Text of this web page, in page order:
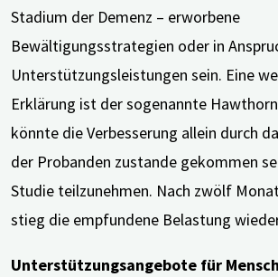
Stadium der Demenz – erworbene
Bewältigungsstrategien oder in
Unterstützungsleistungen sein. Eine
Erklärung ist der sogenannte
könnte die Verbesserung allein durch
der Probanden zustande gekommen
Studie teilzunehmen. Nach zwölf
stieg die empfundene Belastung
Unterstützungsangebote für